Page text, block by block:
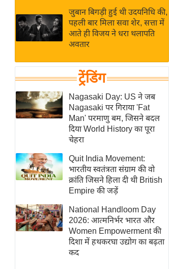
ई-पेपर
मिसाल बेमिसाल
शख्सियत
यंग इंडिया
साहित्य जगत
ऑटो वर्ल्ड
न्यूज ब्रीफ
मनोरंजन जगत
बॉलीवुड
हॉलीवुड
फिल्म समीक्षा
Breaking
News
लाइफस्टाइल
टेक्नॉलॉजी
ब्यूटी/फैशन
जुबान बिगड़ी हुई थी उदयनिधि की,
पहली बार मिला सवा शेर, सत्ता में
आते ही विजय ने धरा थलापति
अवतार
ट्रेंडिंग
Nagasaki Day: US ने जब
Nagasaki पर गिराया 'Fat
Man' परमाणु बम, जिसने बदल
दिया World History का पूरा
चेहरा
Quit India Movement:
भारतीय स्वतंत्रता संग्राम की वो
क्रांति जिसने हिला दी थी British
Empire की जड़ें
National Handloom Day
2026: आत्मनिर्भर भारत और
Women Empowerment की
दिशा में हथकरघा उद्योग का बढ़ता
कद